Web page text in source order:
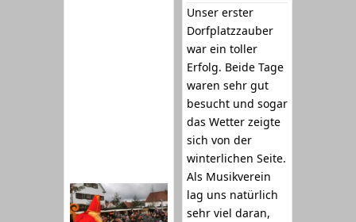
Unser erster
Dorfplatzzauber
war ein toller
Erfolg. Beide Tage
waren sehr gut
besucht und sogar
das Wetter zeigte
sich von der
winterlichen Seite.
Als Musikverein
lag uns natürlich
sehr viel daran,